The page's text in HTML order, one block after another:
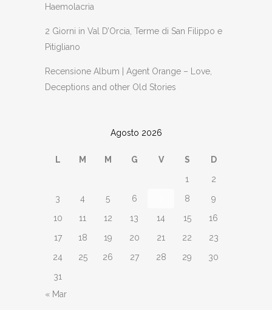
Haemolacria
2 Giorni in Val D’Orcia, Terme di San Filippo e
Pitigliano
Recensione Album | Agent Orange – Love,
Deceptions and other Old Stories
Agosto 2026
L M M G V S
D
1
2
3
4 5 6 8
9
10
11 12 13 14 15
16
17
18 19 20 21 22
23
24
25 26 27 28 29
30
31
« Mar